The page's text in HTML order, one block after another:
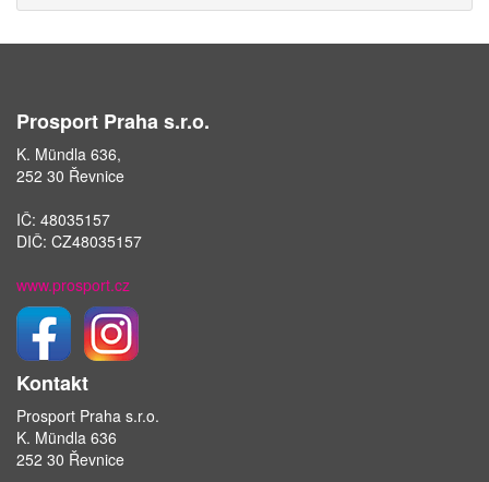
Prosport Praha s.r.o.
K. Mündla 636,
252 30 Řevnice
IČ: 48035157
DIČ: CZ48035157
www.prosport.cz
Kontakt
Prosport Praha s.r.o.
K. Mündla 636
252 30 Řevnice